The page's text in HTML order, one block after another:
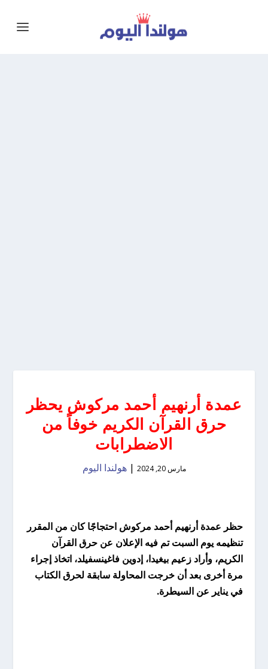
عمدة أرنهيم أحمد مركوش يحظر
حرق القرآن الكريم خوفاً من
الاضطرابات
مارس 20, 2024 |هولندا اليوم
حظر عمدة أرنهيم أحمد مركوش احتجاجًا كان من المقرر
تنظيمه يوم السبت تم فيه الإعلان عن حرق القرآن
الكريم، وأراد زعيم بيغيدا، إدوين فاغينسفيلد، اتخاذ إجراء
مرة أخرى بعد أن خرجت المحاولة سابقة لحرق الكتاب
في يناير عن السيطرة.